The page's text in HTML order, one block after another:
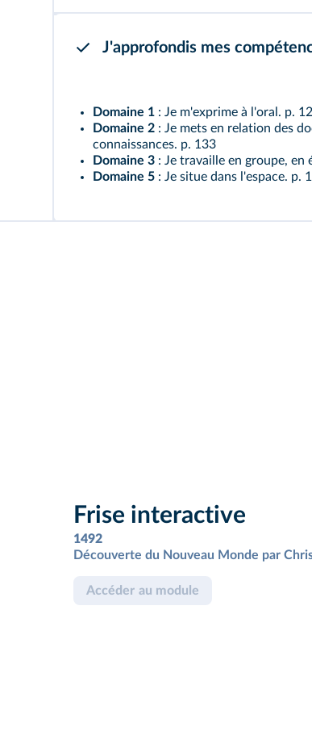
J'approfondis mes
Domaine 1 : Je m'exprime à l'oral. p.
Domaine 2 : Je mets en relation des
connaissances. p. 133
Domaine 3 : Je travaille en groupe, en
Domaine 5 : Je situe dans l'espace. p.
Frise interactive
1492
Découverte du Nouveau Monde par
Accéder au module